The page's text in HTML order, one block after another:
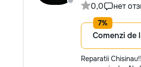
0,0 нет
Comenzi
Reparatii